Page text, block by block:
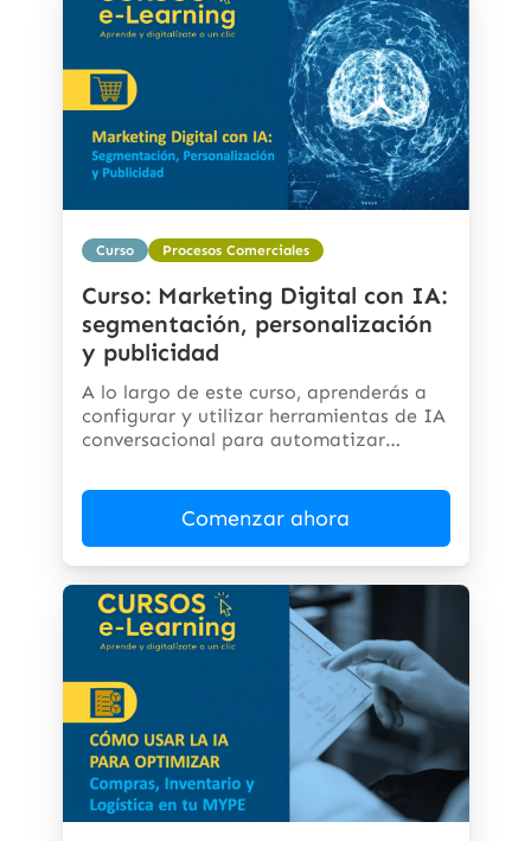
Curso Procesos Comerciales
Curso: Marketing Digital con IA:
segmentación, personalización
y publicidad
A lo largo de este curso, aprenderás a
configurar y utilizar herramientas de IA
conversacional para automatizar
Comenzar ahora